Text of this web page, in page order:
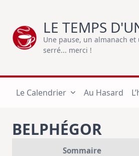
content
LE TEMPS
Une pause, un almanach et
serré... merci !
Le Calendrier Au Hasard
BELPHÉGOR
Sommaire